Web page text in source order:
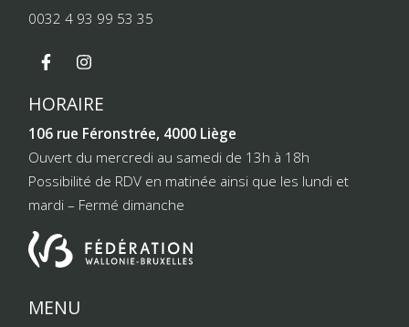
0032 4 93 99 53 35
HORAIRE
106 rue Féronstrée, 4000 Liège
Ouvert du mercredi au samedi de 13h à 18h
Possibilité de RDV en matinée ainsi que les lundi et
mardi – Fermé dimanche
MENU